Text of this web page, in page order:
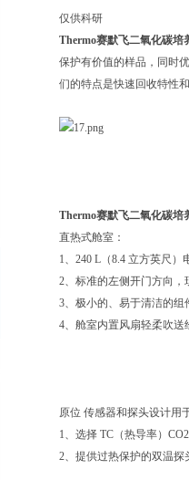
仅供科研
Thermo赛默飞二氧化碳培
保护有价值的样品，同时
们的特点是快速回收特性
Thermo赛默飞二氧化碳培
直热式舱室：
1、240 L（8.4 立方英尺
2、标准的左侧开门方向
3、极小的、易于清洁的
4、舱室内置风扇轻柔吹
原位 传感器和探头设计用
1、选择 TC（热导率）
2、提供过热保护的双温探